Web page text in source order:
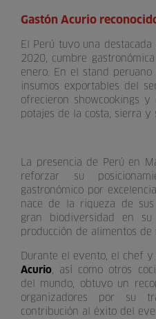
Gastón Acurio
El Perú tuvo una
2020, cumbre
enero. En el stand
insumos exportables del
ofrecieron showcookings y
potajes de la costa, sierra y
La presencia de Perú en
reforzar su
gastronómico por
nace de la riqueza de
gran biodiversidad en
producción de alimentos de
Durante el evento, el chef
Acurio, así como otros
del mundo, obtuvo un
organizadores por su
contribución al éxito del